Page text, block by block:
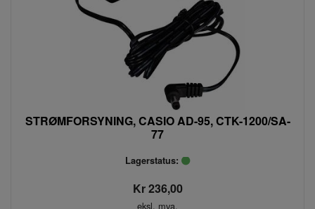
STRØMFORSYNING, CASIO AD-95, CTK-1200/SA-
77
Lagerstatus:
Kr 236,00
eksl. mva.